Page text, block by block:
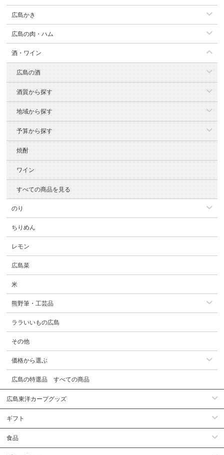
広島かき
広島の肉・ハム
酒・ワイン
広島の酒
酒質から探す
地域から探す
予算から探す
焼酎
ワイン
すべての商品を見る
のり
ちりめん
レモン
広島菜
米
熊野筆・工芸品
ララいいもの広島
その他
価格から選ぶ
広島の特選品 すべての商品
広島東洋カープグッズ
ギフト
食品